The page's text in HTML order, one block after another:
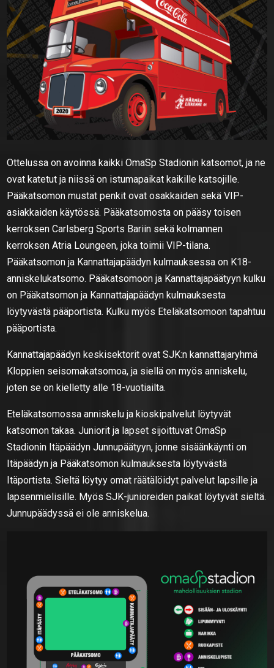
Ottelussa on avoinna kaikki OmaSp Stadionin katsomot, ja ne
ovat katetut ja niissä on istumapaikat kaikille katsojille.
Pääkatsomon mustat penkit ovat osakkaiden sekä VIP-
asiakkaiden käytössä. Pääkatsomosta on pääsy toisen
kerroksen Carlsberg Sports Bariin sekä kolmannen
kerroksen Atria Loungeen, joka toimii VIP-tilana.
Pääkatsomon ja Kannattajapäädyn kulmauksessa on K18-
anniskelukatsomo. Pääkatsomoon ja Kannattajapäätyyn kulku
on Pääkatsomon ja Kannattajapäädyn kulmauksesta
löytyvästä pääportista. Kulku myös Eteläkatsomoon tapahtuu
pääportista.
Kannattajapäädyn keskisektorit ovat SJK:n kannattajaryhmä
Kloppien seisomakatsomoa, ja siellä on myös anniskelu,
joten se on kielletty alle 18-vuotiailta.
Eteläkatsomossa anniskelu ja kioskipalvelut löytyvät
katsomon takaa. Juniorit ja lapset sijoittuvat OmaSp
Stadionin Itäpäädyn Junnupäätyyn, jonne sisäänkäynti on
Itäpäädyn ja Pääkatsomon kulmauksesta löytyvästä
Itäportista. Sieltä löytyy omat räätälöidyt palvelut lapsille ja
lapsenmielisille. Myös SJK-junioreiden paikat löytyvät sieltä.
Junnupäädyssä ei ole anniskelua.